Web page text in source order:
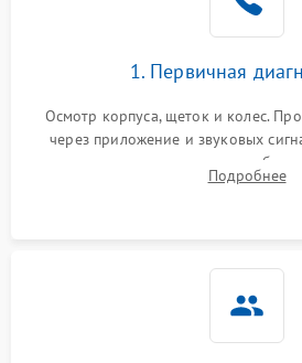
1. Первичная
Осмотр корпуса, щеток и колес.
через приложение и звуковых
аккумулятора и тестирование
Оценка работы лидара, бампера и
Подробнее